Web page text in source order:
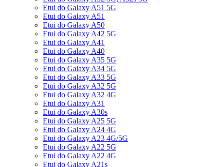
Etui do Galaxy A51 5G
Etui do Galaxy A51
Etui do Galaxy A50
Etui do Galaxy A42 5G
Etui do Galaxy A41
Etui do Galaxy A40
Etui do Galaxy A35 5G
Etui do Galaxy A34 5G
Etui do Galaxy A33 5G
Etui do Galaxy A32 5G
Etui do Galaxy A32 4G
Etui do Galaxy A31
Etui do Galaxy A30s
Etui do Galaxy A25 5G
Etui do Galaxy A24 4G
Etui do Galaxy A23 4G/5G
Etui do Galaxy A22 5G
Etui do Galaxy A22 4G
Etui do Galaxy A21s